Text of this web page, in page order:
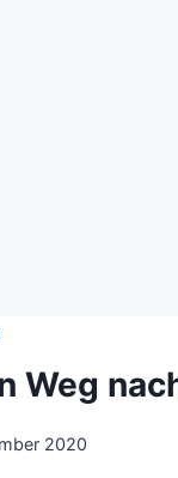
Weg
2020